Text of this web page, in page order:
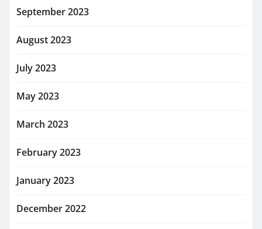
September 2023
August 2023
July 2023
May 2023
March 2023
February 2023
January 2023
December 2022